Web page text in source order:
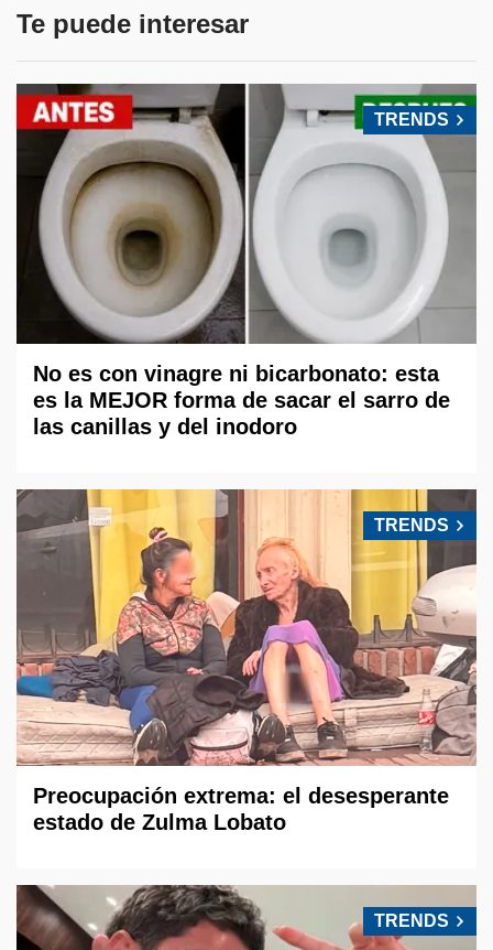
Te puede interesar
TRENDS
No es con vinagre ni bicarbonato: esta
es la MEJOR forma de sacar el sarro de
las canillas y del inodoro
TRENDS
Preocupación extrema: el desesperante
estado de Zulma Lobato
TRENDS